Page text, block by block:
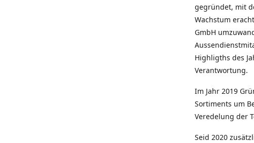
gegründet, mit
Wachstum
GmbH
Highligths des
Verantwortung.
Im Jahr 2019
Sortiments um
Veredelung der
Seid 2020